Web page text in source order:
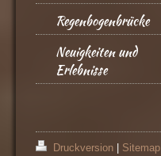
Regenbogenbrücke
Neuigkeiten und
Erlebnisse
Druckversion Sitemap